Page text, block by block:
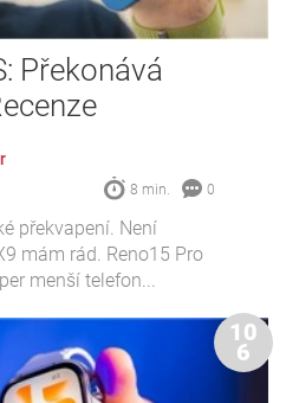
Překonává
8 min. 0
překvapení. Není
mám rád. Reno15 Pro
menší telefon...
10
6